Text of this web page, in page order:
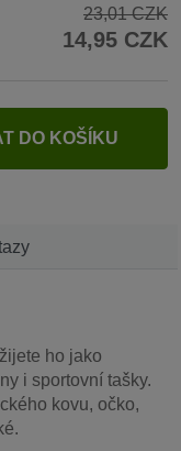
23,01 CZK
14,95 CZK
DO KOŠÍKU
ho jako
i sportovní tašky.
kovu, očko,